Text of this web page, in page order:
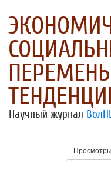
Научный журнал
Просмотры